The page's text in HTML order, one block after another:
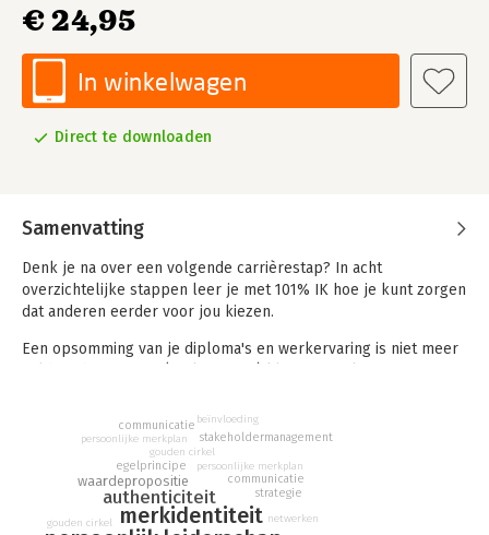
€ 24,95
In winkelwagen
Direct te downloaden
Samenvatting
Denk je na over een volgende carrièrestap? In acht
overzichtelijke stappen leer je met 101% IK hoe je kunt zorgen
dat anderen eerder voor jou kiezen.
Een opsomming van je diploma's en werkervaring is niet meer
om promotie te maken, moet je worden opgemerkt tussen al
die andere unieke medewerkers en zzp'ers. Je moet je kortom
als een sterk merk profileren.
Judith Tielen en Roel Wolbrink verzamelden businessmodellen
die veel gebruikt worden bij merk- en strategieopdrachten en
merkidentiteit
authenticiteit
waardepropositie
egelprincipe
gouden cirkel
persoonlijke merkplan
communicatie
strategie
gouden cirkel
persoonlijke merkplan
netwerken
communicatie
stakeholdermanagement
beïnvloeding